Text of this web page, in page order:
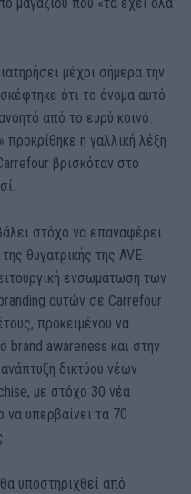
μέχρι σήμερα την
ότι το όνομα αυτό
από το ευρύ κοινό.
προκρίθηκε η γαλλική λέξη
βρισκόταν στο
στόχο να επαναφέρει
θυγατρικής της AVE
ενσωμάτωση των
αυτών σε Carrefour
προκειμένου να
brand awareness και στην
δικτύου νέων
με στόχο 30 νέα
να υπερβαίνει τα 70
υποστηριχθεί από